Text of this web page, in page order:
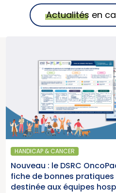
Actualités en
HANDICAP & CANCER
Nouveau : le DSRC
fiche de bonnes pratiques
destinée aux équipes